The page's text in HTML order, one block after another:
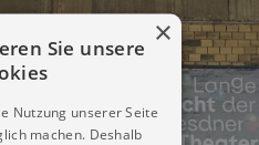
×
Sie unsere
Nutzung unserer Seite
machen. Deshalb